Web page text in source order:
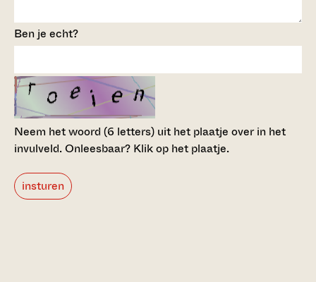
Ben je echt?
Neem het woord (6 letters) uit het plaatje over in het
invulveld.Onleesbaar? Klik op het plaatje.
insturen